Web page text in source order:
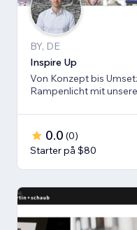
BY, DE
Inspire Up
Von Konzept bis
Rampenlicht mit
0.0 (0)
Starter på $80